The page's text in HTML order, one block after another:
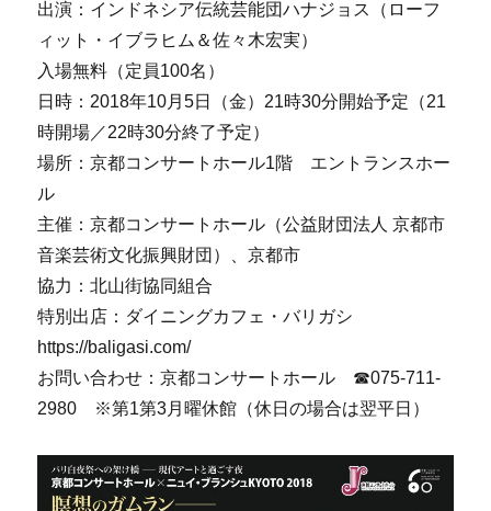
出演：インドネシア伝統芸能団ハナジョス（ローフ
ィット・イブラヒム＆佐々木宏実）
入場無料（定員100名）
日時：2018年10月5日（金）21時30分開始予定（21
時開場／22時30分終了予定）
場所：京都コンサートホール1階 エントランスホー
ル
主催：京都コンサートホール（公益財団法人 京都市
音楽芸術文化振興財団）、京都市
協力：北山街協同組合
特別出店：ダイニングカフェ・バリガシ
https://baligasi.com/
お問い合わせ：京都コンサートホール ☎075-711-
2980 ※第1第3月曜休館（休日の場合は翌平日）